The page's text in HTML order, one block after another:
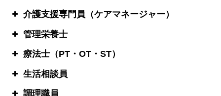
介護支援専門員（ケアマネージャー）
管理栄養士
療法士（PT・OT・ST）
生活相談員
調理職員